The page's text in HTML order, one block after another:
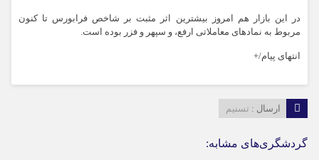
در این بازار هم امروز بیشترین اثر مثبت بر شاخص فرابورس تا کنون
مربوط به نمادهای معاملاتی ارفع، و سپهر و فزر بوده است.
انتهای پیام/+
ارسال : تسنیم
گردشگری‌های مشابه: